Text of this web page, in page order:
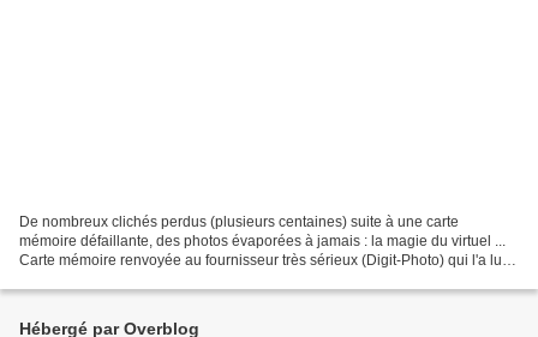
De nombreux clichés perdus (plusieurs centaines) suite à une carte
mémoire défaillante, des photos évaporées à jamais : la magie du virtuel ...
Carte mémoire renvoyée au fournisseur très sérieux (Digit-Photo) qui l'a lui
Hébergé par Overblog